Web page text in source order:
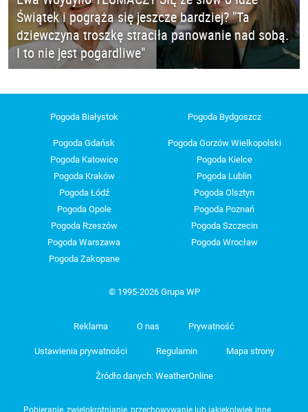
Świątek i pogrąża się jeszcze bardziej? "Ta
dziewczyna troszkę straciła panowanie nad sobą.
I to nie jest pogardliwe"
Pogoda Białystok Pogoda Bydgoszcz
Pogoda Gdańsk
Pogoda Gorzów Wielkopolski
Pogoda Katowice
Pogoda Kielce
Pogoda Kraków
Pogoda Lublin
Pogoda Łódź
Pogoda Olsztyn
Pogoda Opole
Pogoda Poznań
Pogoda Rzeszów
Pogoda Szczecin
Pogoda Warszawa
Pogoda Wrocław
Pogoda Zakopane
© 1995-2026 Grupa WP
Reklama O nas Prywatność
Ustawienia prywatności Regulamin Mapa strony
Źródło danych: WeatherOnline
Pobieranie, zwielokrotnianie, przechowywanie lub jakiekolwiek inne